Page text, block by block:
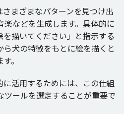
さまざまなパターンを見つけ出
楽などを生成します。 具体的に
を描いてください」と指示する
ら犬の特徴をもとに絵を描くと
。
に活用するためには、この仕組
ツールを選定することが重要で